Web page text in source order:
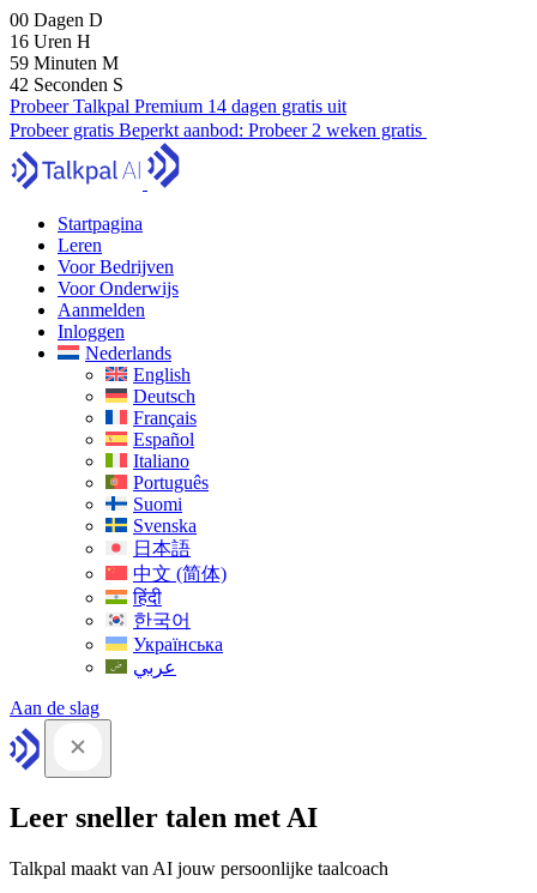
00 Dagen D
16 Uren H
59 Minuten M
40 Seconden S
Probeer Talkpal Premium 14 dagen gratis uit
Probeer gratis Beperkt aanbod: Probeer 2 weken gratis
Startpagina
Leren
Voor Bedrijven
Voor Onderwijs
Aanmelden
Inloggen
Nederlands
English
Deutsch
Français
Español
Italiano
Português
Suomi
Svenska
日本語
中文 (简体)
हिंदी
한국어
Українська
عربي
Aan de slag
Leer sneller talen met AI
Talkpal maakt van AI jouw persoonlijke taalcoach